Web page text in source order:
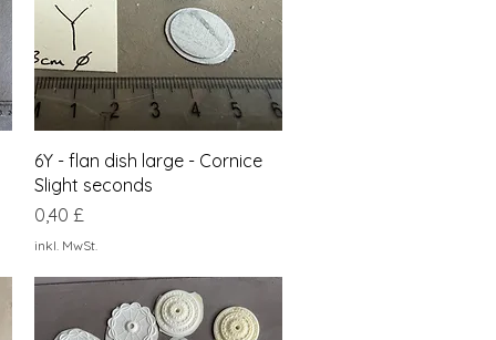
Schnellansicht
6Y - flan dish large - Cornice
Slight seconds
Preis
0,40 £
inkl. MwSt.